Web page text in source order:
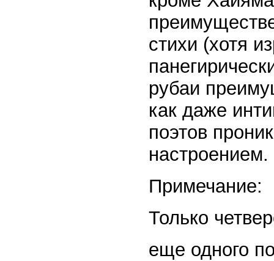
стихи (хотя
рубаи
как даже
поэтов
настроением.
Примечание:
Только
еще одного